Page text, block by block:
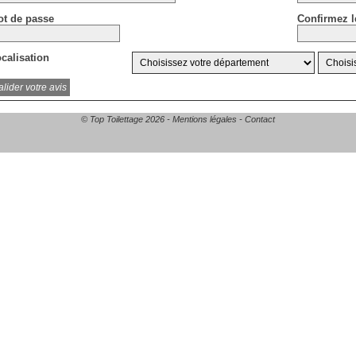
de passe Confirmez
© Top Toilettage 2026 - Mentions légales - Contact